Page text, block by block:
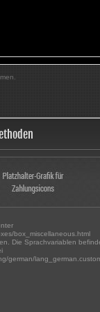
box_miscellaneous.html
Die Sprachvariablen
german/